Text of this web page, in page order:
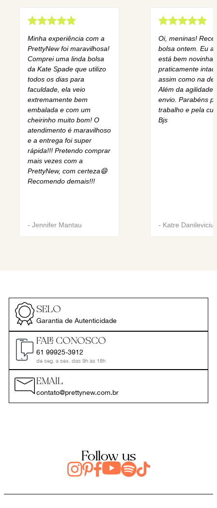
Minha experiência com a
PrettyNew foi maravilhosa!
Comprei uma linda bolsa
da Kate Spade que utilizo
todos os dias para
faculdade, ela veio
extremamente bem
embalada e com um
cheirinho muito bom! O
atendimento é maravilhoso
e a entrega foi super
rápida!!! Pretendo comprar
mais vezes com a
PrettyNew, com certeza😄
Recomendo demais!!!
- Jennifer Mantau
Oi, meninas!
bolsa ontem. Eu
está bem novinha,
praticamente
assim como na
Além da agilidade
envio. Parabéns
trabalho e pela
Bjs
- Katre Danilevicius
SELO
Garantia de Autenticidade
FALE CONOSCO
61 99925-3912
de seg. a sex. das 9h às 18h
EMAIL
contato@prettynew.com.br
Follow us